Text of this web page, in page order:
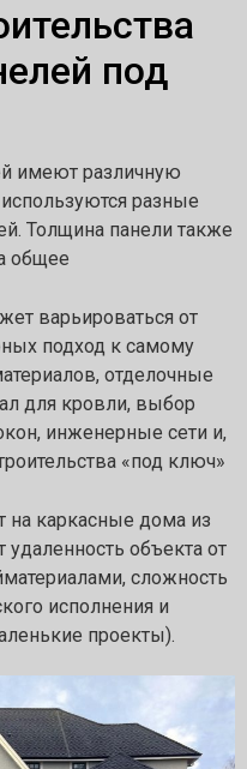
под
имеют различную
разные
Толщина панели также
общее
варьироваться от
подход к самому
отделочные
для кровли, выбор
инженерные сети и,
«под ключ»
на каркасные дома из
объекта от
сложность
исполнения и
проекты).